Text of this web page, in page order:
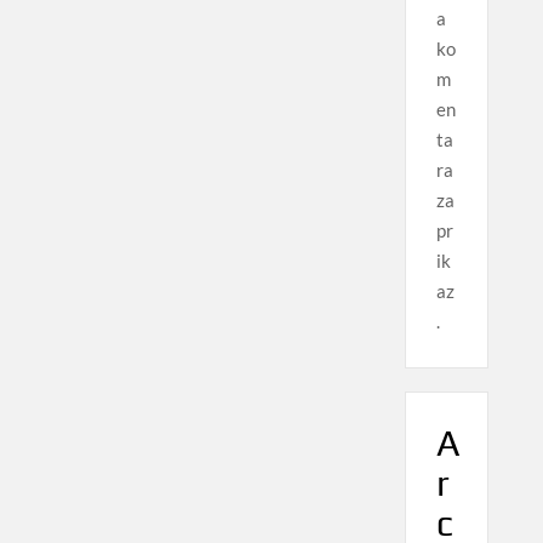
a
ko
m
en
ta
ra
za
pr
ik
az
.
A
r
c